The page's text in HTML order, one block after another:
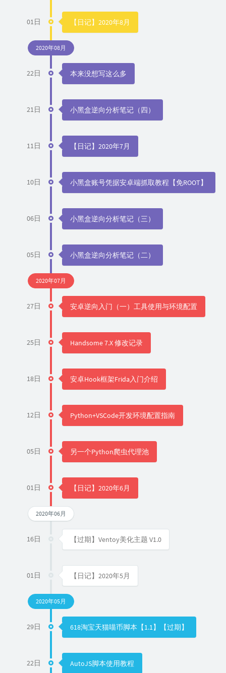
01日 【日记】2020年8月
2020年08月
22日 本来没想写这么多
21日 小黑盒逆向分析笔记（四）
11日 【日记】2020年7月
10日 小黑盒账号凭据安卓端抓取教程【免ROOT】
06日 小黑盒逆向分析笔记（三）
05日 小黑盒逆向分析笔记（二）
2020年07月
27日 安卓逆向入门（一）工具使用与环境配置
25日 Handsome 7.X 修改记录
18日 安卓Hook框架Frida入门介绍
12日 Python+VSCode开发环境配置指南
05日 另一个Python爬虫代理池
01日 【日记】2020年6月
2020年06月
16日 【过期】Ventoy美化主题 V1.0
01日 【日记】2020年5月
2020年05月
29日 618淘宝天猫喵币脚本【1.1】【过期】
22日 AutoJS脚本使用教程